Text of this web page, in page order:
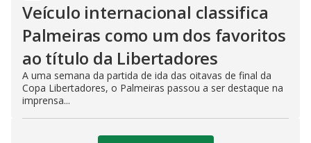
Veículo internacional classifica
Palmeiras como um dos favoritos
ao título da Libertadores
A uma semana da partida de ida das oitavas de final da
Copa Libertadores, o Palmeiras passou a ser destaque na
imprensa...